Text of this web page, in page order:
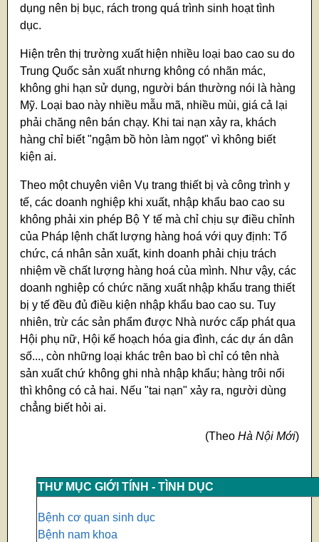
dụng nên bị bục, rách trong quá trình sinh hoạt tình
dục.
Hiện trên thị trường xuất hiện nhiều loại bao cao su do
Trung Quốc sản xuất nhưng không có nhãn mác,
không ghi hạn sử dụng, người bán thường nói là hàng
Mỹ. Loại bao này nhiều mẫu mã, nhiều mùi, giá cả lại
phải chăng nên bán chạy. Khi tai nạn xảy ra, khách
hàng chỉ biết "ngậm bồ hòn làm ngọt" vì không biết
kiện ai.
Theo một chuyên viên Vụ trang thiết bị và công trình y
tế, các doanh nghiệp khi xuất, nhập khẩu bao cao su
không phải xin phép Bộ Y tế mà chỉ chịu sự điều chỉnh
của Pháp lệnh chất lượng hàng hoá với quy định: Tổ
chức, cá nhân sản xuất, kinh doanh phải chịu trách
nhiệm về chất lượng hàng hoá của mình. Như vậy, các
doanh nghiệp có chức năng xuất nhập khẩu trang thiết
bị y tế đều đủ điều kiện nhập khẩu bao cao su. Tuy
nhiên, trừ các sản phẩm được Nhà nước cấp phát qua
Hội phụ nữ, Hội kế hoạch hóa gia đình, các dự án dân
số..., còn những loại khác trên bao bì chỉ có tên nhà
sản xuất chứ không ghi nhà nhập khẩu; hàng trôi nổi
thì không có cả hai. Nếu "tai nạn" xảy ra, người dùng
chẳng biết hỏi ai.
(Theo Hà Nội Mới)
THƯ MỤC GIỚI TÍNH - TÌNH DỤC
Bệnh cơ quan sinh dục
Bệnh nam khoa